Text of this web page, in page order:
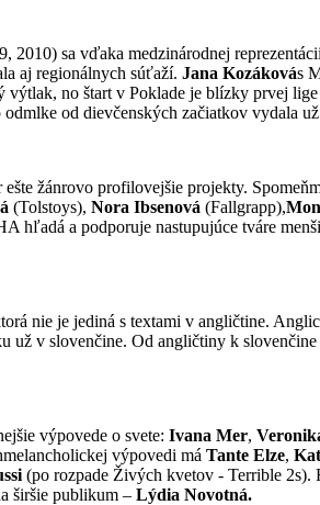
sa vďaka medzinárodnej
aj regionálnych súťaží. Jana Kozákovás
no štart v Poklade je blízky prvej
odmlke od dievčenských začiatkov vydala
žánrovo profilovejšie projekty.
(Tolstoys), Nora Ibsenová (Fallgrapp),
hľadá a podporuje nastupujúce tváre
nie je jediná s textami v angličtine.
už v slovenčine. Od angličtiny k slovenčine
výpovede o svete: Ivana Mer,
výpovedi má Tante Elze,
(po rozpade Živých kvetov - Terrible
širšie publikum – Lýdia Novotná.